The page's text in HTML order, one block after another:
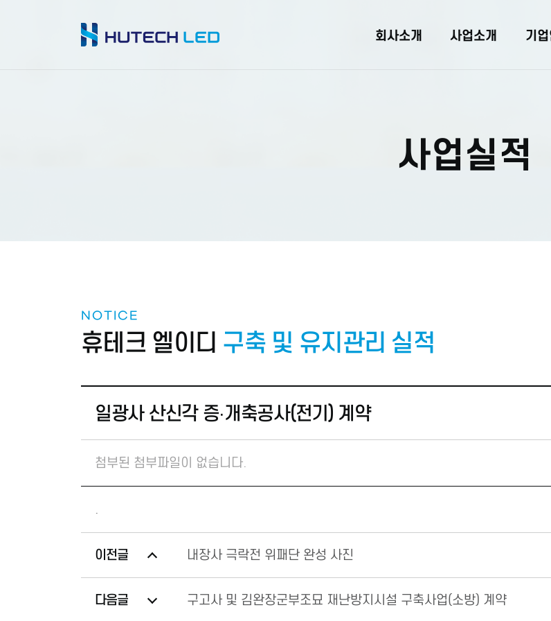
회사소개 사업소개 기
사업실적
NOTICE
휴테크 엘이디 구축 및 유지관리 실적
일광사 산신각 증·개축공사(전기) 계약
첨부된 첨부파일이 없습니다.
.
이전글 내장사 극락전 위패단 완성 사진
다음글 구고사 및 김완장군부조묘 재난방지시설 구축사업(소방) 계약